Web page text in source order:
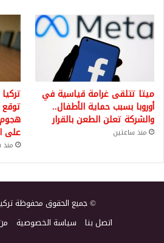
ميتا تتلقى غرامة قياسية في
أوروبا بسبب حماية الأطفال..
والشركة تعلن الطعن بالقرار
منذ ساعتين على
منذ
© جميع الحقوق محفوظة تركيا
اتصل بنا سياسة الخصوصية